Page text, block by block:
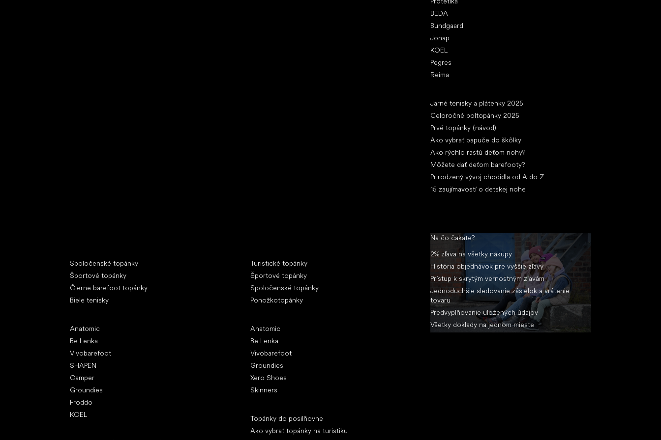
BEDA
Bundgaard
Jonap
KOEL
Pegres
Reima
Jarné tenisky a plátenky 2025
Celoročné poltopánky 2025
Prvé topánky (návod)
Ako vybrať papuče do škôlky
Ako rýchlo rastú deťom nohy?
Môžete dať deťom barefooty?
Prirodzený vývoj chodidla od A do Z
15 zaujímavostí o detskej nohe
Spoločenské topánky
Športové topánky
Čierne barefoot topánky
Biele tenisky
Anatomic
Be Lenka
Vivobarefoot
SHAPEN
Camper
Groundies
Froddo
KOEL
Turistické topánky
Športové topánky
Spoločenské topánky
Ponožkotopánky
Anatomic
Be Lenka
Vivobarefoot
Groundies
Xero Shoes
Skinners
Topánky do posilňovne
Ako vybrať topánky na turistiku
Na čo čakáte?
2% zľava na všetky nákupy
História objednávok pre vyššie zľavy
Prístup k skrytým vernostným zľavám
Jednoduchšie sledovanie zásielok a vrátenie
tovaru
Predvyplňovanie uložených údajov
Všetky doklady na jednom mieste